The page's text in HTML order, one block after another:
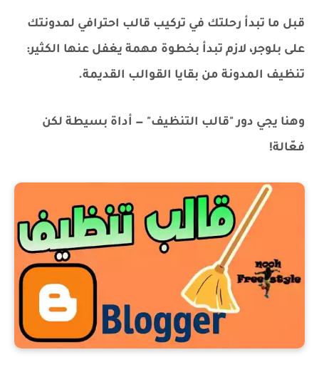
قبل ما تبدأ رحلتك في تركيب قالب احترافي لمدونتك
على بلوجر، لازم تبدأ بخطوة مهمة يغفل عنها الكثير:
تنظيف المدونة من بقايا القوالب القديمة.
وهنا يجي دور "قالب التنظيف" — أداة بسيطة لكن
فعّالة!